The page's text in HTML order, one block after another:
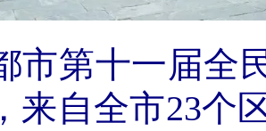
市第十一届全
来自全市23个